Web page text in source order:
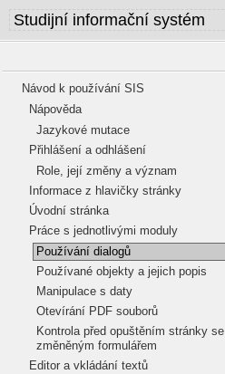
Návod k používání SIS
Nápověda
Jazykové mutace
Přihlášení a odhlášení
Role, její změny a význam
Informace z hlavičky stránky
Úvodní stránka
Práce s jednotlivými moduly
Používání dialogů
Používané objekty a jejich popis
Manipulace s daty
Otevírání PDF souborů
Kontrola před opuštěním stránky se
změněným formulářem
Editor a vkládání textů